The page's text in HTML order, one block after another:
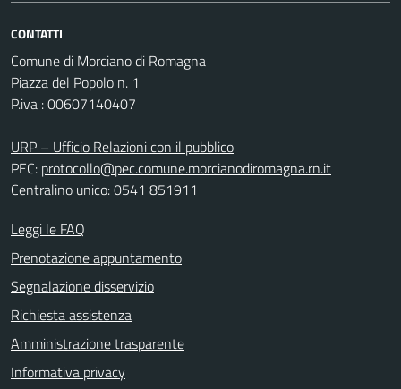
CONTATTI
Comune di Morciano di Romagna
Piazza del Popolo n. 1
P.iva : 00607140407
URP – Ufficio Relazioni con il pubblico
PEC: protocollo@pec.comune.morcianodiromagna.rn.it
Centralino unico: 0541 851911
Leggi le FAQ
Prenotazione appuntamento
Segnalazione disservizio
Richiesta assistenza
Amministrazione trasparente
Informativa privacy